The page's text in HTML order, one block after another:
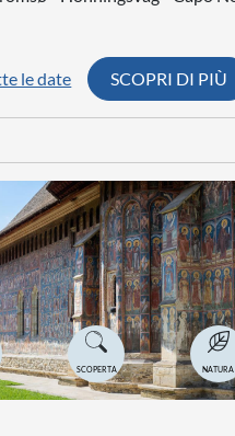
le date SCOPRI DI PIÙ
SCOPERTA NATURA